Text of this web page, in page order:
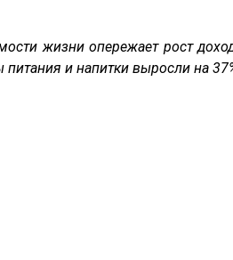
жизни опережает рост
и напитки выросли на